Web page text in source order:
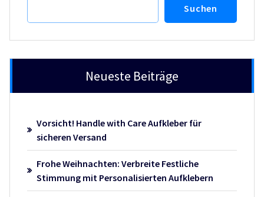
Suchen
Neueste Beiträge
Vorsicht! Handle with Care Aufkleber für
sicheren Versand
Frohe Weihnachten: Verbreite Festliche
Stimmung mit Personalisierten Aufklebern